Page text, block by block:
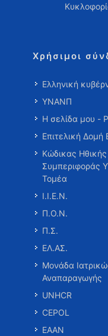
Χρήσιμοι
Ελληνική
ΥΝΑΝΠ
Η σελίδα μου -
Επιτελική
Κώδικας
Συμπεριφοράς
Τομέα
Ι.Ι.Ε.Ν.
Π.Ο.Ν.
Π.Σ.
ΕΛ.ΑΣ.
Μονάδα
Αναπαραγωγής
UNHCR
CEPOL
ΕΑΑΝ